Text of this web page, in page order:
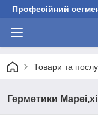
Професійний
Товари та
Герметики